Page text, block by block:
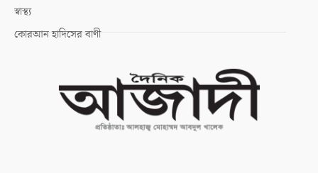
স্বাস্থ্য
কোরআন হাদিসের বাণী